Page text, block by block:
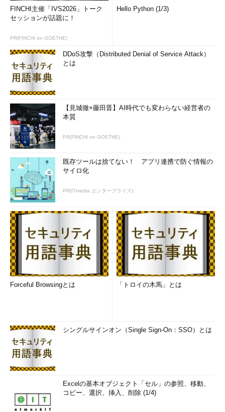
FINCHI主催「IVS2026」トーク
セッションが話題に！
PR(FINCHI on GOETHE)
Hello Python (1/3)
DDoS攻撃（Distributed Denial of Service Attack）
とは
【見城徹×藤田晋】AI時代でも変わらない経営者の
本質
PR(FINCHI on GOETHE)
既存ツールは捨てない！ アプリ連携で防ぐ情報の
サイロ化
PR(ITmedia エンタープライズ)
Forceful Browsingとは 「トロイの木馬」とは
シングルサインオン（Single Sign-On：SSO）とは
Excelの基本オブジェクト「セル」の参照、移動、
コピー、選択、挿入、削除 (1/4)